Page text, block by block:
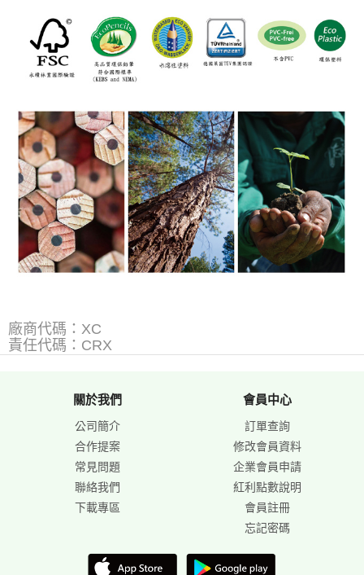
廠商代碼：XC
責任代碼：CRX
關於我們
公司簡介
合作提案
常見問題
聯絡我們
下載專區
會員中心
訂單查詢
修改會員資料
企業會員申請
紅利點數說明
會員註冊
忘記密碼